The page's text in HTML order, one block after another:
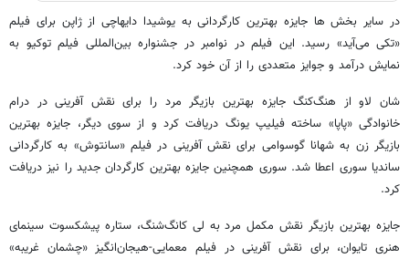
در سایر بخش ها جایزه بهترین کارگردانی به یوشیدا دایهاچی از ژاپن برای فیلم
«تکی می‌آید» رسید. این فیلم در نوامبر در جشنواره بین‌المللی فیلم توکیو به
نمایش درآمد و جوایز متعددی را از آن خود کرد.
شان لاو از هنگ‌کنگ جایزه بهترین بازیگر مرد را برای نقش آفرینی در درام
خانوادگی «پاپا» ساخته فیلیپ یونگ دریافت کرد و از سوی دیگر، جایزه بهترین
بازیگر زن به شهانا گوسوامی برای نقش آفرینی در فیلم «سانتوش» به کارگردانی
ساندیا سوری اعطا شد. سوری همچنین جایزه بهترین کارگردان جدید را نیز دریافت
کرد.
جایزه بهترین بازیگر نقش مکمل مرد به لی کانگ‌شنگ، ستاره پیشکسوت سینمای
هنری تایوان، برای نقش آفرینی در فیلم معمایی-هیجان‌انگیز «چشمان غریبه»